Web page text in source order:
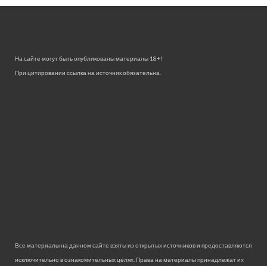
На сайте могут быть опубликованы материалы 18+!
При цитировании ссылка на источник обязательна.
Все материалы на данном сайте взяты из открытых источников и предоставляются
исключительно в ознакомительных целях. Права на материалы принадлежат их